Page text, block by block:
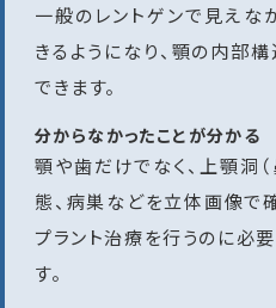
一般のレントゲンで見え
きるようになり、顎の内部
できます。
分からなかったことが分かる
顎や歯だけでなく、上顎洞
態、病巣などを立体画像で
プラント治療を行うのに必
す。